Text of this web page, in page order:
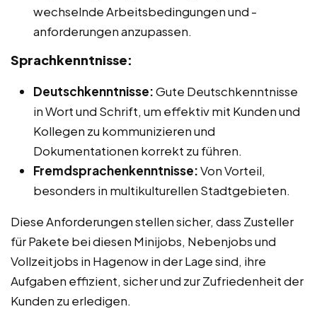
wechselnde Arbeitsbedingungen und -
anforderungen anzupassen.
Sprachkenntnisse:
Deutschkenntnisse:Gute Deutschkenntnisse
in Wort und Schrift, um effektiv mit Kunden und
Kollegen zu kommunizieren und
Dokumentationen korrekt zu führen.
Fremdsprachenkenntnisse:Von Vorteil,
besonders in multikulturellen Stadtgebieten.
Diese Anforderungen stellen sicher, dass Zusteller
für Pakete bei diesen Minijobs, Nebenjobs und
Vollzeitjobs in Hagenow in der Lage sind, ihre
Aufgaben effizient, sicher und zur Zufriedenheit der
Kunden zu erledigen.